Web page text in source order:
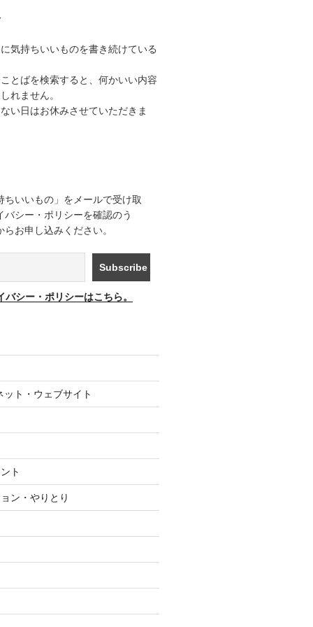
気持ちいいものを書き続けている
とばを検索すると、何かいい内容
れません。
い日はお休みさせていただきま
いいもの」をメールで受け取
バシー・ポリシーを確認のう
お申し込みください。
バシー・ポリシーはこちら。
ト・ウェブサイト
ト
ン・やりとり